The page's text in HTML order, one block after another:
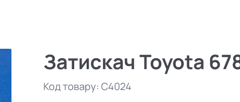
Затискач Toyota
Код товару:C4024